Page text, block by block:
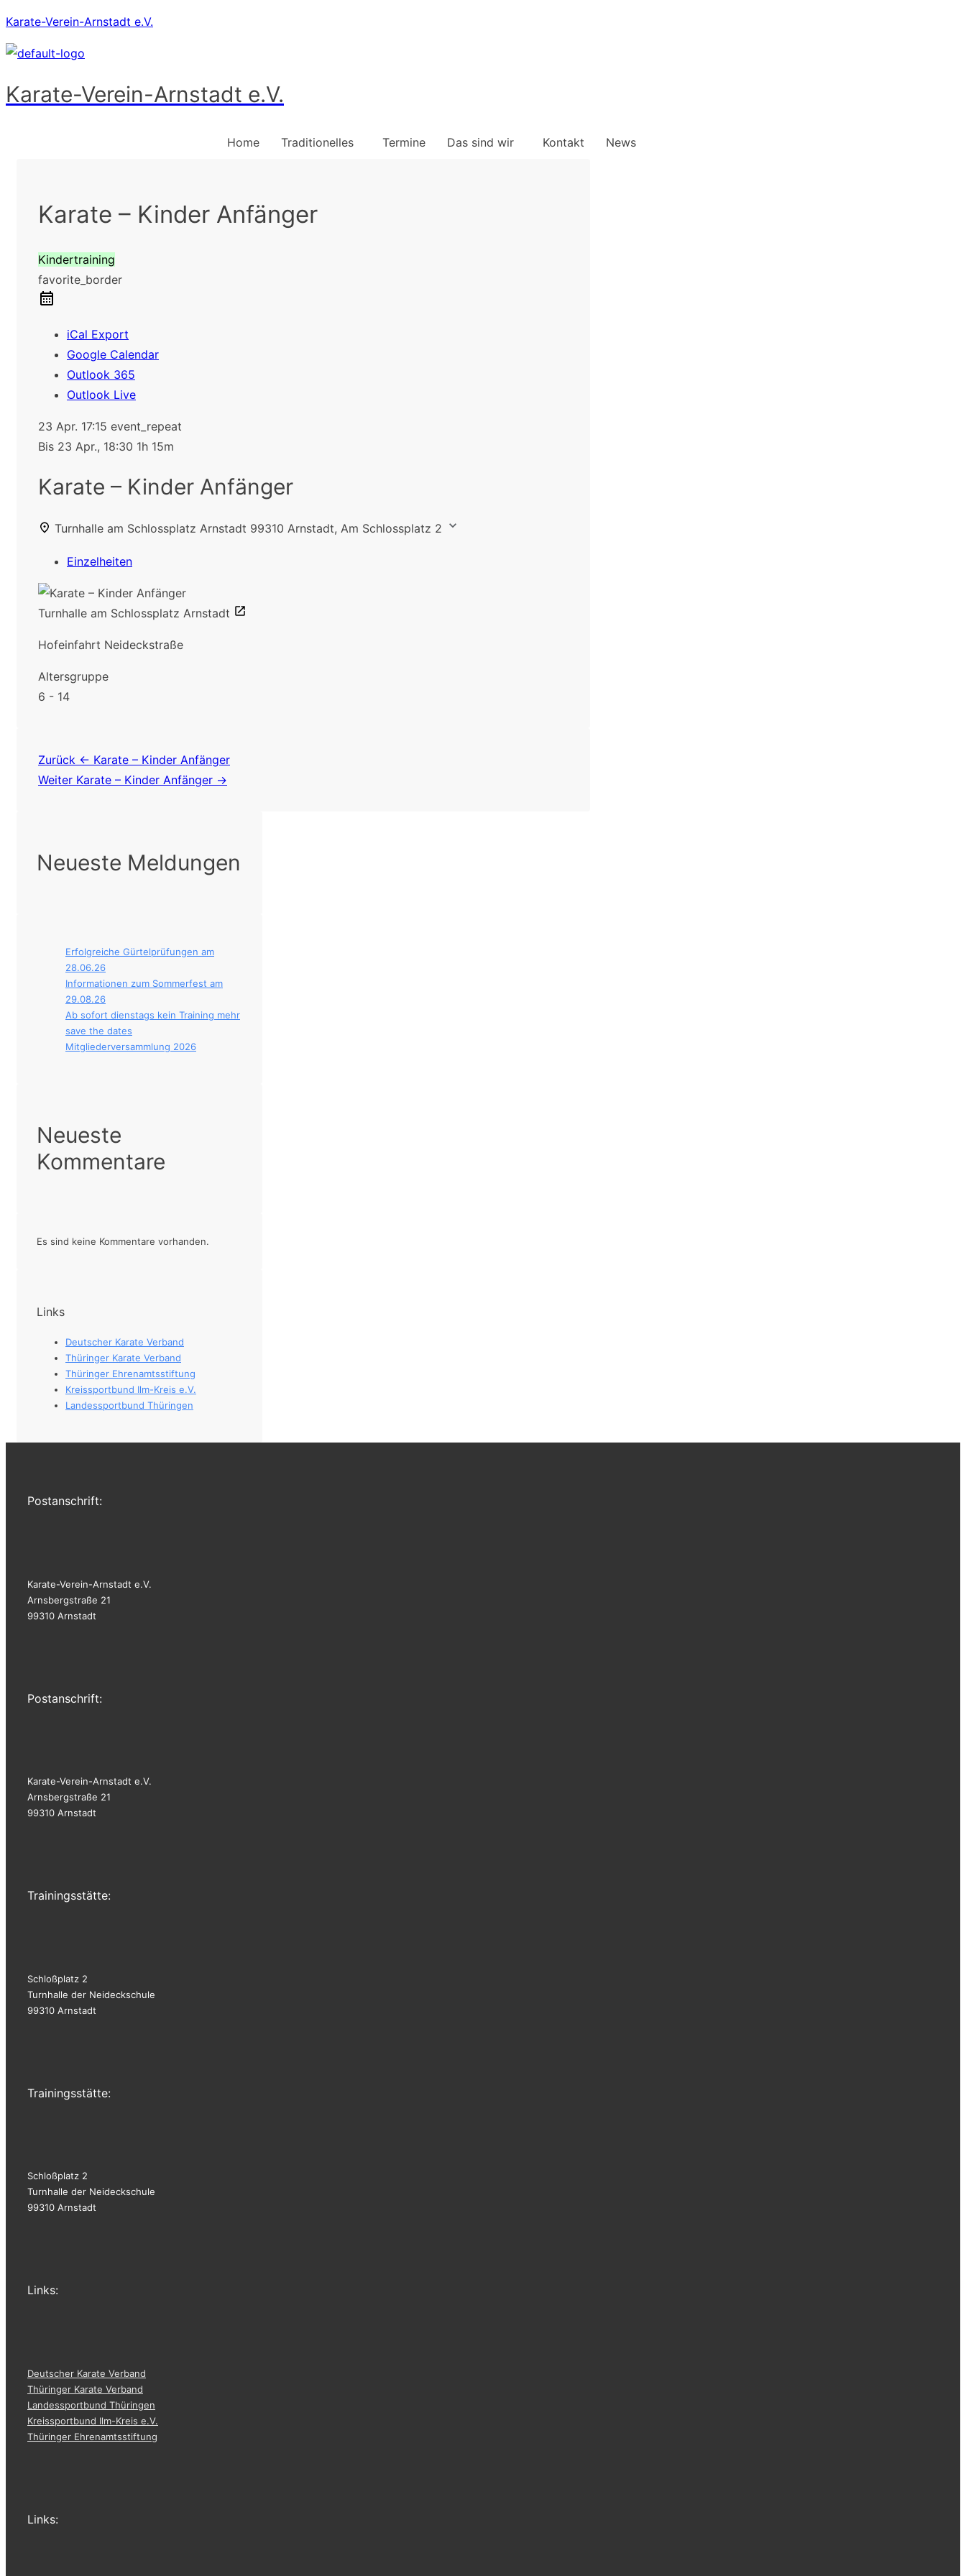
Karate-Verein-Arnstadt e.V.
Karate-Verein-Arnstadt e.V.
Home Traditionelles Termine Das sind wir Kontakt News
Karate – Kinder Anfänger
Kindertraining
favorite_border
iCal Export
Google Calendar
Outlook 365
Outlook Live
23 Apr. 17:15 event_repeat
Bis 23 Apr., 18:30 1h 15m
Karate – Kinder Anfänger
Turnhalle am Schlossplatz Arnstadt 99310 Arnstadt, Am Schlossplatz 2
Einzelheiten
Turnhalle am Schlossplatz Arnstadt
Hofeinfahrt Neideckstraße
Altersgruppe
6 - 14
Beitragsnavigation
Zurück ← Karate – Kinder Anfänger
Weiter Karate – Kinder Anfänger →
Neueste Meldungen
Erfolgreiche Gürtelprüfungen am
28.06.26
Informationen zum Sommerfest am
29.08.26
Ab sofort dienstags kein Training mehr
save the dates
Mitgliederversammlung 2026
Neueste
Kommentare
Es sind keine Kommentare vorhanden.
Links
Deutscher Karate Verband
Thüringer Karate Verband
Thüringer Ehrenamtsstiftung
Kreissportbund Ilm-Kreis e.V.
Landessportbund Thüringen
Postanschrift:
Karate-Verein-Arnstadt e.V.
Arnsbergstraße 21
99310 Arnstadt
Postanschrift:
Karate-Verein-Arnstadt e.V.
Arnsbergstraße 21
99310 Arnstadt
Trainingsstätte:
Schloßplatz 2
Turnhalle der Neideckschule
99310 Arnstadt
Trainingsstätte:
Schloßplatz 2
Turnhalle der Neideckschule
99310 Arnstadt
Links:
Deutscher Karate Verband
Thüringer Karate Verband
Landessportbund Thüringen
Kreissportbund Ilm-Kreis e.V.
Thüringer Ehrenamtsstiftung
Links: